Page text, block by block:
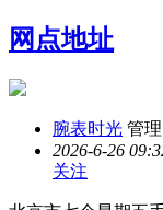
网点地址
腕表时光 管
2026-6-26
关注